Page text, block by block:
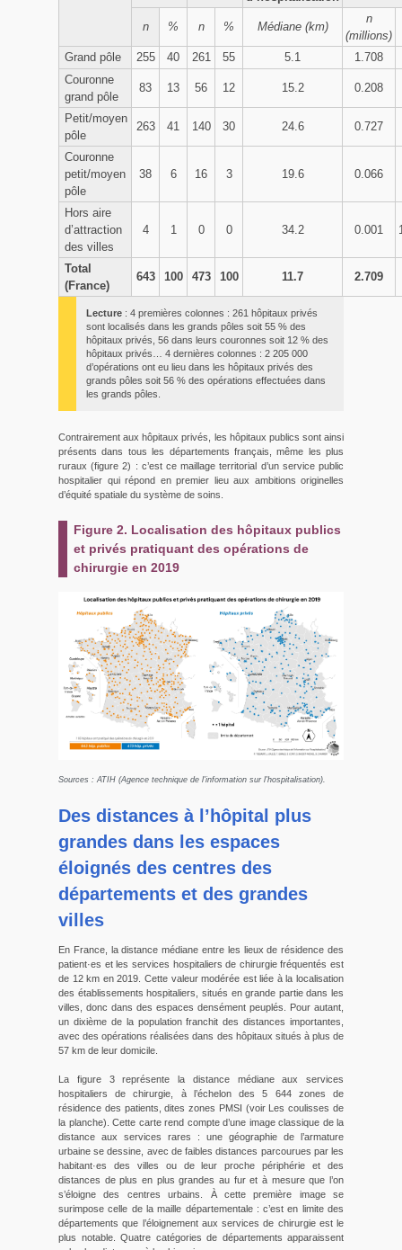
n % n % Médiane (km)
n
(millions)
Grand pôle
255 40 261 55 5.1 1.708
Couronne
grand pôle
83 13 56 12 15.2 0.208
Petit/moyen
pôle
263 41 140 30 24.6 0.727
Couronne
petit/moyen
pôle
38 6 16 3 19.6 0.066
Hors aire
d’attraction
des villes
4 1 0 0 34.2 0.001
Total
(France)
643 100 473 100 11.7 2.709
Lecture: 4 premières colonnes : 261 hôpitaux privés
sont localisés dans les grands pôles soit 55 % des
hôpitaux privés, 56 dans leurs couronnes soit 12 % des
hôpitaux privés… 4 dernières colonnes : 2 205 000
d’opérations ont eu lieu dans les hôpitaux privés des
grands pôles soit 56 % des opérations effectuées dans
les grands pôles.
Contrairement aux hôpitaux privés, les hôpitaux publics sont ainsi
présents dans tous les départements français, même les plus
ruraux (figure 2) : c’est ce maillage territorial d’un service public
hospitalier qui répond en premier lieu aux ambitions originelles
d’équité spatiale du système de soins.
Figure 2. Localisation des hôpitaux publics
et privés pratiquant des opérations de
chirurgie en 2019
Sources : ATIH (Agence technique de l'information sur l'hospitalisation).
Des distances à l’hôpital plus
grandes dans les espaces
éloignés des centres des
départements et des grandes
villes
En France, la distance médiane entre les lieux de résidence des
patient·es et les services hospitaliers de chirurgie fréquentés est
de 12 km en 2019. Cette valeur modérée est liée à la localisation
des établissements hospitaliers, situés en grande partie dans les
villes, donc dans des espaces densément peuplés. Pour autant,
un dixième de la population franchit des distances importantes,
avec des opérations réalisées dans des hôpitaux situés à plus de
57 km de leur domicile.
La figure 3 représente la distance médiane aux services
hospitaliers de chirurgie, à l’échelon des 5 644 zones de
résidence des patients, dites zones PMSI (voir Les coulisses de
la planche). Cette carte rend compte d’une image classique de la
distance aux services rares : une géographie de l’armature
urbaine se dessine, avec de faibles distances parcourues par les
habitant·es des villes ou de leur proche périphérie et des
distances de plus en plus grandes au fur et à mesure que l’on
s’éloigne des centres urbains. À cette première image se
surimpose celle de la maille départementale : c’est en limite des
départements que l’éloignement aux services de chirurgie est le
plus notable. Quatre catégories de départements apparaissent